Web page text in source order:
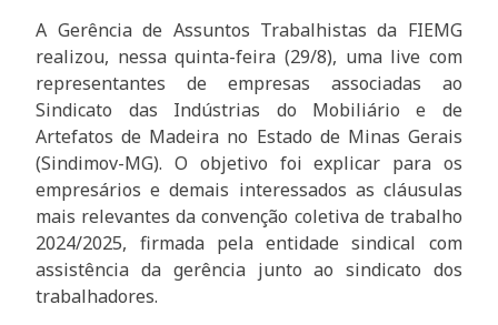
A Gerência de Assuntos Trabalhistas da FIEMG
realizou, nessa quinta-feira (29/8), uma live com
representantes de empresas associadas ao
Sindicato das Indústrias do Mobiliário e de
Artefatos de Madeira no Estado de Minas Gerais
(Sindimov-MG). O objetivo foi explicar para os
empresários e demais interessados as cláusulas
mais relevantes da convenção coletiva de trabalho
2024/2025, firmada pela entidade sindical com
assistência da gerência junto ao sindicato dos
trabalhadores.